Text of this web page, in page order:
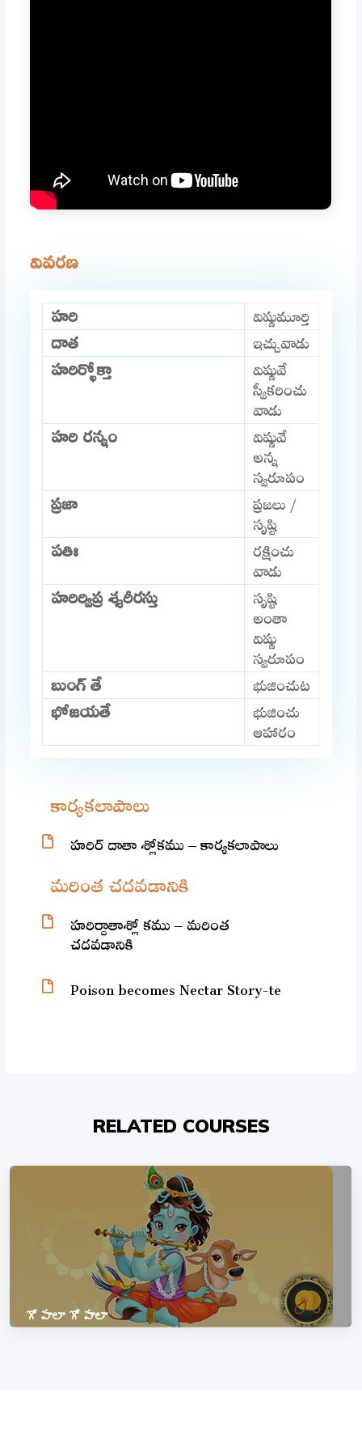
వివరణ
హరి విష్ణుమూర్తి
దాత ఇచ్చువాడు
హరిర్భోక్తా విష్ణువే
స్వీకరించు
వాడు
హరి రన్నం విష్ణువే
అన్న
స్వరూపం
ప్రజా ప్రజలు /
సృష్టి
పతిః రక్షించు
వాడు
హరిర్విప్ర శ్శరీరస్తు సృష్టి
అంతా
విష్ణు
స్వరూపం
బుంగ్ తే భుజించుట
భోజయతే భుజించు
ఆహారం
కార్యకలాపాలు
హరిర్ దాతా శ్లోకము – కార్యకలాపాలు
మరింత చదవడానికి
హరిర్దాతాశ్లో కము – మరింత
చదవడానికి
Poison becomes Nectar Story-te
RELATED COURSES
గోపాలా గోపాలా